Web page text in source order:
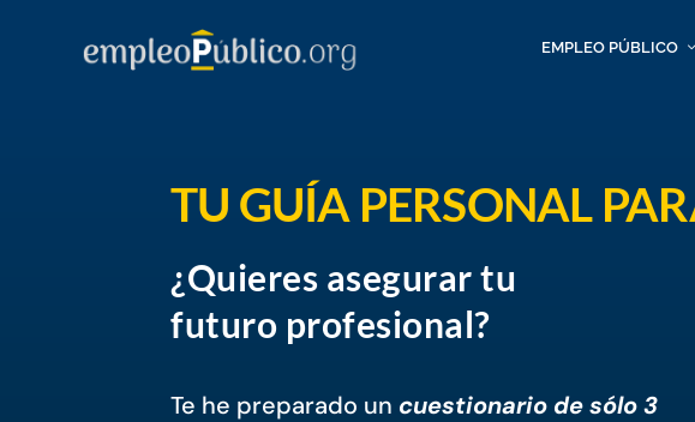
EMPLEO PÚBLICO
TU GUÍA PERSONAL
¿Quieres asegurar tu
futuro profesional?
Te he preparado un cuestionario de sólo 3